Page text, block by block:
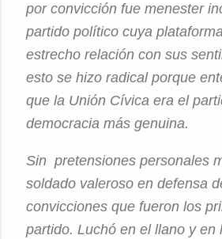
por convicción fue menester
partido político cuya
estrecho relación con sus
esto se hizo radical porque
que la Unión Cívica era el
democracia más genuina.
Sin pretensiones personales
soldado valeroso en defensa
convicciones que fueron los
partido. Luchó en el llano y en